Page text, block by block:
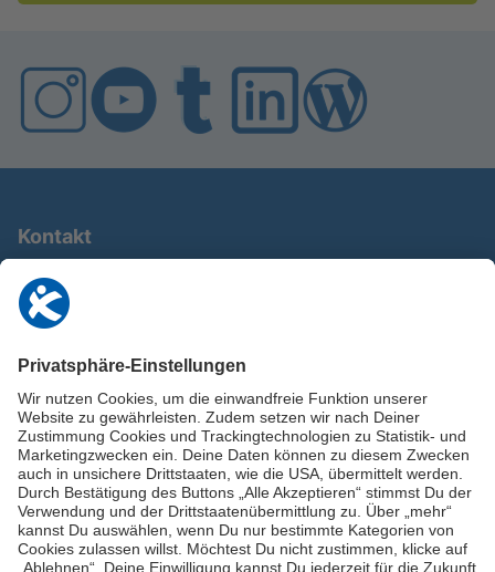
Kontakt
0911 / 9234 950
info@deutschland-im-plus.de
Impressum
Online-Schuldnerberatung
Stellen Sie hier Ihre Fragen und erhalten Sie kostenlos und umgehend
Informationen von unseren Schuldnerberater:innen.
Beratungshotline: 0800 / 5035851